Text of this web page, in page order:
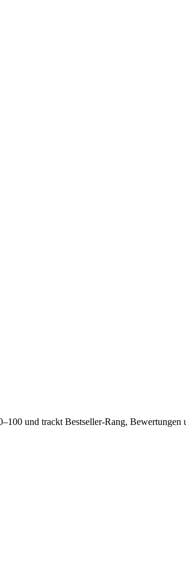
und trackt Bestseller-Rang,